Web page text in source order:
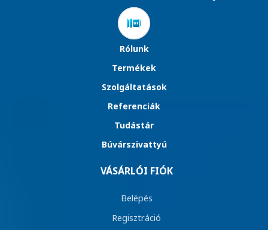
Rólunk
Termékek
Szolgáltatások
Referenciák
Tudástár
Búvárszivattyú
VÁSÁRLÓI FIÓK
Belépés
Regisztráció